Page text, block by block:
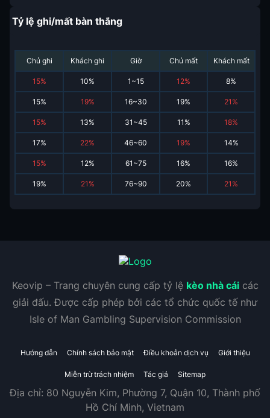
Tỷ lệ ghi/mất bàn thắng
Chủ ghi Khách ghi Giờ Chủ mất Khách mất
15% 10% 1~15 12% 8%
15% 19% 16~30 19% 21 %
15% 13% 31~45 11 % 18%
17% 22% 46~60 19% 14%
15% 12% 61~75 16% 16%
19% 21 % 76~90 20% 21 %
Keovip – Trang chuyên cung cấp tỷ lệ kèo nhà cáicác
giải đấu. Được cấp phép bởi các tổ chức quốc tế như
Isle of Man Gambling Supervision Commission
Hướng dẫn Chính sách bảo mật Điều khoản dịch vụ Giới thiệu
Miễn trừ trách nhiệm Tác giả Sitemap
Địa chỉ: 80 Nguyễn Kim, Phường 7, Quận 10, Thành phố
Hồ Chí Minh, Vietnam